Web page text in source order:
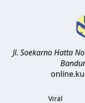
Jl. Soekarno Hatta
Viral